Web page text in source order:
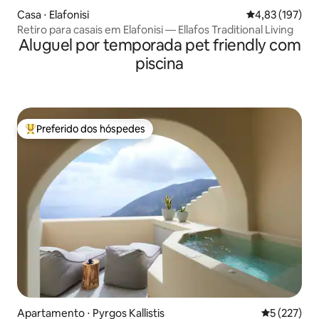
Casa ⋅ Elafonisi 4,83 de uma
4,83 (197)
Retiro para casais em Elafonisi — Ellafos Traditional Living
Aluguel por temporada pet friendly com
piscina
Entre os melhores preferidos dos hóspedes
Preferido dos hóspedes
Apartamento ⋅ Pyrgos Kallistis 5 de uma
5 (227)